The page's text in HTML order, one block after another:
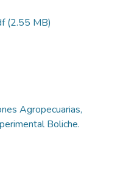
(2.55 MB)
Agropecuarias,
Boliche.